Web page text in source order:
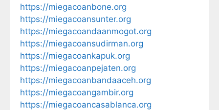
https://miegacoanbone.org
https://miegacoansunter.org
https://miegacoandaanmogot.org
https://miegacoansudirman.org
https://miegacoankapuk.org
https://miegacoanpejaten.org
https://miegacoanbandaaceh.org
https://miegacoangambir.org
https://miegacoancasablanca.org